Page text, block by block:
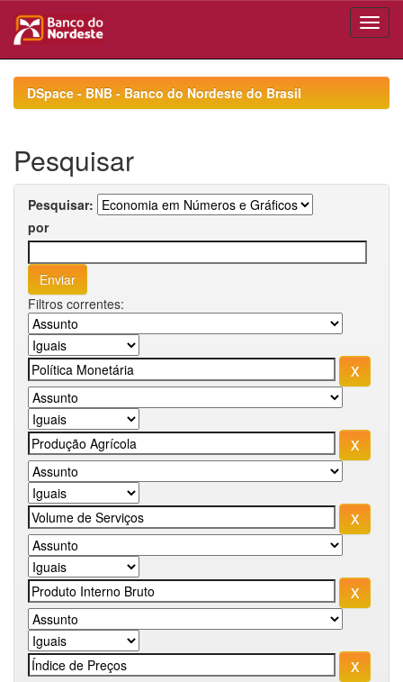
navigationDSpace - BNB - Banco do Nordeste do Brasil
Pesquisar
Pesquisar:
por
Filtros correntes: